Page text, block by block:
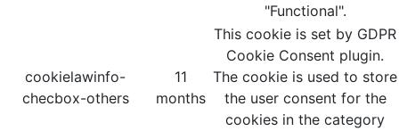
"Functional".
cookielawinfo-
checbox-others
11
months
This cookie is set by GDPR
Cookie Consent plugin.
The cookie is used to store
the user consent for the
cookies in the category